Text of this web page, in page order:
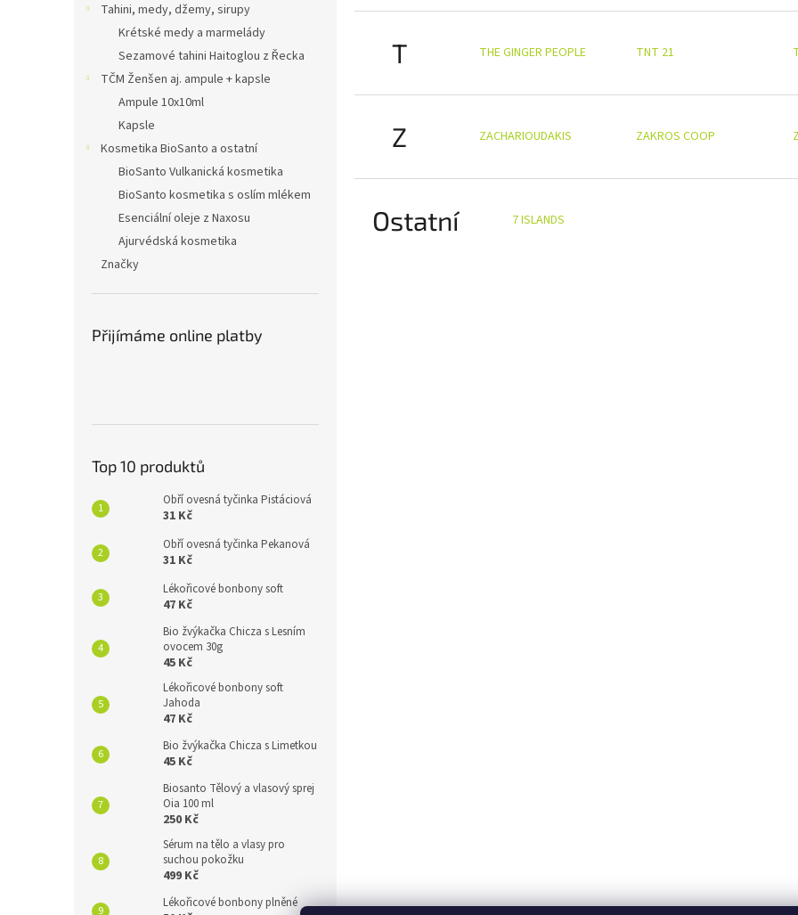
Tahini, medy, džemy, sirupy
Krétské medy a marmelády
Sezamové tahini Haitoglou z Řecka
TČM Ženšen aj. ampule + kapsle
Ampule 10x10ml
Kapsle
Kosmetika BioSanto a ostatní
BioSanto Vulkanická kosmetika
BioSanto kosmetika s oslím mlékem
Esenciální oleje z Naxosu
Ajurvédská kosmetika
Značky
Přijímáme online platby
Top 10 produktů
Obří ovesná tyčinka Pistáciová
31 Kč
Obří ovesná tyčinka Pekanová
31 Kč
Lékořicové bonbony soft
47 Kč
Bio žvýkačka Chicza s Lesním
ovocem 30g
45 Kč
Lékořicové bonbony soft
Jahoda
47 Kč
Bio žvýkačka Chicza s Limetkou
45 Kč
Biosanto Tělový a vlasový sprej
Oia 100 ml
250 Kč
Sérum na tělo a vlasy pro
suchou pokožku
499 Kč
Lékořicové bonbony plněné
T THE GINGER PEOPLE TNT 21
Z ZACHARIOUDAKIS ZAKROS COOP
Ostatní 7 ISLANDS